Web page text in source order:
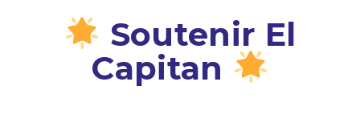
Soutenir El
Capitan